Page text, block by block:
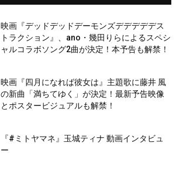
映画『デッドデッドデーモンズデデデデデス
トラクション』、ano・幾田りらによるスペシ
ャルコラボソング2曲が決定！本予告も解禁！
映画『四月になれば彼女は』主題歌に藤井 風
の新曲「満ちてゆく」が決定！最新予告映像
とポスタービジュアルも解禁！
『#ミトヤマネ』玉城ティナ 動画インタビュ
ー